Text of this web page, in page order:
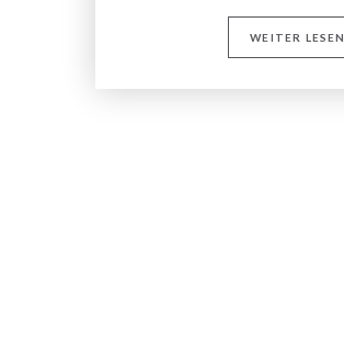
WEITER LESEN